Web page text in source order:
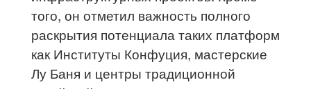
того, он отметил важность полного
раскрытия потенциала таких платформ
как Институты Конфуция, мастерские
Лу Баня и центры традиционной